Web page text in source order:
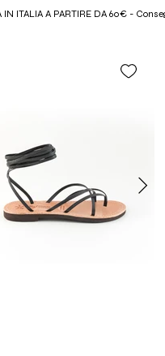
IN ITALIA A PARTIRE DA 60€ -